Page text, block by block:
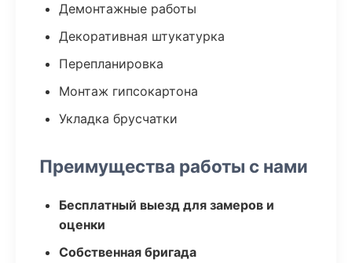
Демонтажные работы
Декоративная штукатурка
Перепланировка
Монтаж гипсокартона
Укладка брусчатки
Преимущества работы с нами
Бесплатный выезд для замеров и
оценки
Собственная бригада